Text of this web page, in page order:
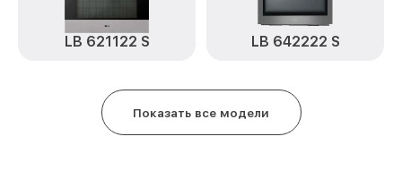
LB 621122 S LB 642222 S
Показать все модели